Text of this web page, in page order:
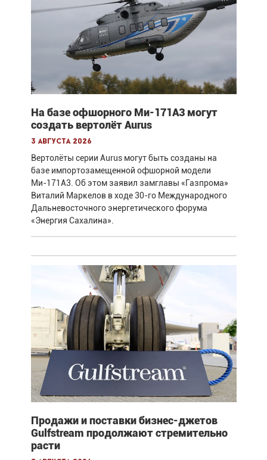
На базе офшорного Ми-171А3 могут
создать вертолёт Aurus
3 августа 2026
Вертолёты серии Aurus могут быть созданы на
базе импортозамещенной офшорной модели
Ми-171А3. Об этом заявил замглавы «Газпрома»
Виталий Маркелов в ходе 30-го Международного
Дальневосточного энергетического форума
«Энергия Сахалина».
Продажи и поставки бизнес-джетов
Gulfstream продолжают стремительно
расти